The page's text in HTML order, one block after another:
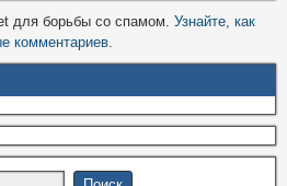
для борьбы со спамом. Узнайте, как
комментариев.